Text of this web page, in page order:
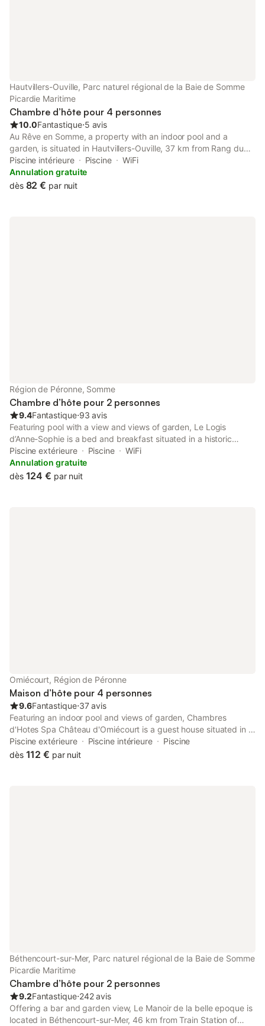
Hautvillers-Ouville, Parc naturel régional de la Baie de Somme
Picardie Maritime
Chambre d’hôte pour 4 personnes
10.0Fantastique⋅5 avis
Au Rêve en Somme, a property with an indoor pool and a
garden, is situated in Hautvillers-Ouville, 37 km from Rang du
Fliers-Verton-Berck Train Station, 50 km from Maréis Sea
Fishing Discovery Centre, as well as 9 km from Bouvaque Park.
Piscine intérieure Piscine
WiFi
Annulation gratuite
dès 82 € par nuit
Région de Péronne, Somme
Chambre d’hôte pour 2 personnes
9.4Fantastique⋅93 avis
Featuring pool with a view and views of garden, Le Logis
d’Anne-Sophie is a bed and breakfast situated in a historic
building in Chuignolles, 39 km from Amiens Train Station.
Piscine extérieure Piscine
WiFi
Annulation gratuite
dès 124 € par nuit
Omiécourt, Région de Péronne
Maison d’hôte pour 4 personnes
9.6Fantastique⋅37 avis
Featuring an indoor pool and views of garden, Chambres
d'Hotes Spa Château d'Omiécourt is a guest house situated in a
historic building in Omiécourt, 42 km from Saint-Quentin Train
Station.
Piscine extérieure Piscine intérieure
Piscine
dès 112 € par nuit
Béthencourt-sur-Mer, Parc naturel régional de la Baie de Somme
Picardie Maritime
Chambre d’hôte pour 2 personnes
9.2Fantastique⋅242 avis
Offering a bar and garden view, Le Manoir de la belle epoque is
located in Béthencourt-sur-Mer, 46 km from Train Station of